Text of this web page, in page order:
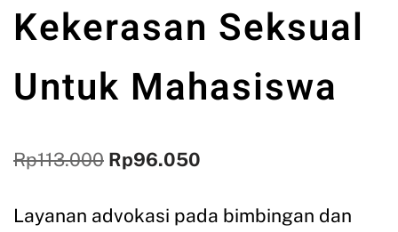
Kekerasan Seksual
Untuk Mahasiswa
Rp113.000 Rp96.050
Layanan advokasi pada bimbingan dan